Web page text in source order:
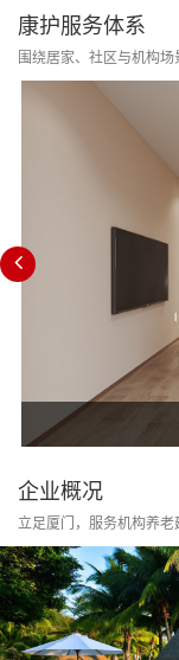
康护服务体系
围绕居家、社区与机构
企业概况
立足厦门，服务机构养